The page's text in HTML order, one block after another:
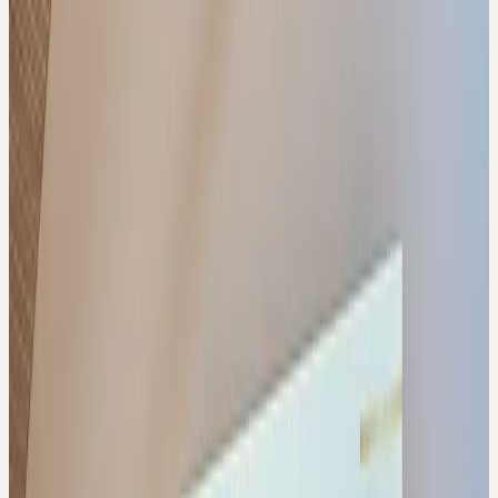
Die Ausbildung zum Ceres Fachexperten umfasst fünf Module mit
Im Basismodul erhalten die Teilnehmenden eine Einführung in die
Im Praxismodul steht die Anwendung des Wissens in der Beratung
im Mittelpunkt, ergänzt durch einen Online-Workshop mit
Austausch zu echten Praxisfällen. Die Vertiefungsmodule widmen
sich den zentralen Anwendungsgebieten Ausleitung, Entgiftung
und Verdauung sowie Immunsystem, Nerven und Schlaf.
Nach Abschluss aller fünf Veranstaltungen absolvieren die
Teilnehmenden eine Online-Qualifizierungsprüfung. Bei Bestehen